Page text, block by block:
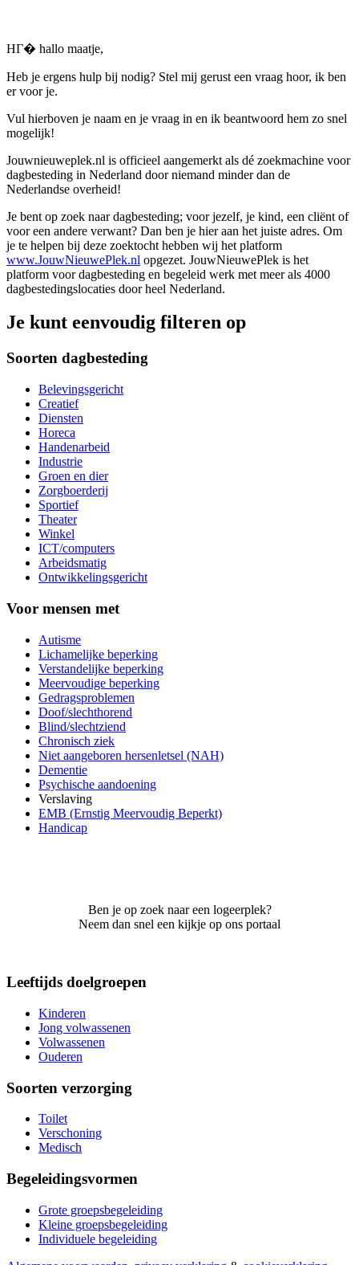
HГ� hallo maatje,
Heb je ergens hulp bij nodig? Stel mij gerust een vraag hoor, ik ben
er voor je.
Vul hierboven je naam en je vraag in en ik beantwoord hem zo snel
mogelijk!
Jouwnieuweplek.nl is officieel aangemerkt als dé zoekmachine voor
dagbesteding in Nederland door niemand minder dan de
Nederlandse overheid!
Je bent op zoek naar dagbesteding; voor jezelf, je kind, een cliënt of
voor een andere verwant? Dan ben je hier aan het juiste adres. Om
je te helpen bij deze zoektocht hebben wij het platform
www.JouwNieuwePlek.nl opgezet. JouwNieuwePlek is het
platform voor dagbesteding en begeleid werk met meer als 4000
dagbestedingslocaties door heel Nederland.
Je kunt eenvoudig filteren op
Soorten dagbesteding
Belevingsgericht
Creatief
Diensten
Horeca
Handenarbeid
Industrie
Groen en dier
Zorgboerderij
Sportief
Theater
Winkel
ICT/computers
Arbeidsmatig
Ontwikkelingsgericht
Voor mensen met
Autisme
Lichamelijke beperking
Verstandelijke beperking
Meervoudige beperking
Gedragsproblemen
Doof/slechthorend
Blind/slechtziend
Chronisch ziek
Niet aangeboren hersenletsel (NAH)
Dementie
Psychische aandoening
Verslaving
EMB (Ernstig Meervoudig Beperkt)
Handicap
Ben je op zoek naar een logeerplek?
Neem dan snel een kijkje op ons portaal
Leeftijds doelgroepen
Kinderen
Jong volwassenen
Volwassenen
Ouderen
Soorten verzorging
Toilet
Verschoning
Medisch
Begeleidingsvormen
Grote groepsbegeleiding
Kleine groepsbegeleiding
Individuele begeleiding